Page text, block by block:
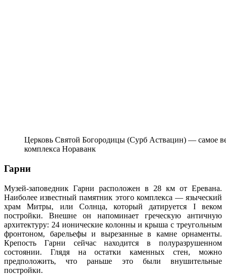
Церковь Святой Богородицы (Сурб Аствацин) — самое
комплекса Нораванк
Гарни
Музей-заповедник Гарни расположен в 28 км от Еревана.
Наиболее известный памятник этого комплекса — языческий
храм Митры, или Солнца, который датируется I веком
постройки. Внешне он напоминает греческую античную
архитектуру: 24 ионические колонны и крыша с треугольным
фронтоном, барельефы и вырезанные в камне орнаменты.
Крепость Гарни сейчас находится в полуразрушенном
состоянии. Глядя на остатки каменных стен, можно
предположить, что раньше это были внушительные
постройки.